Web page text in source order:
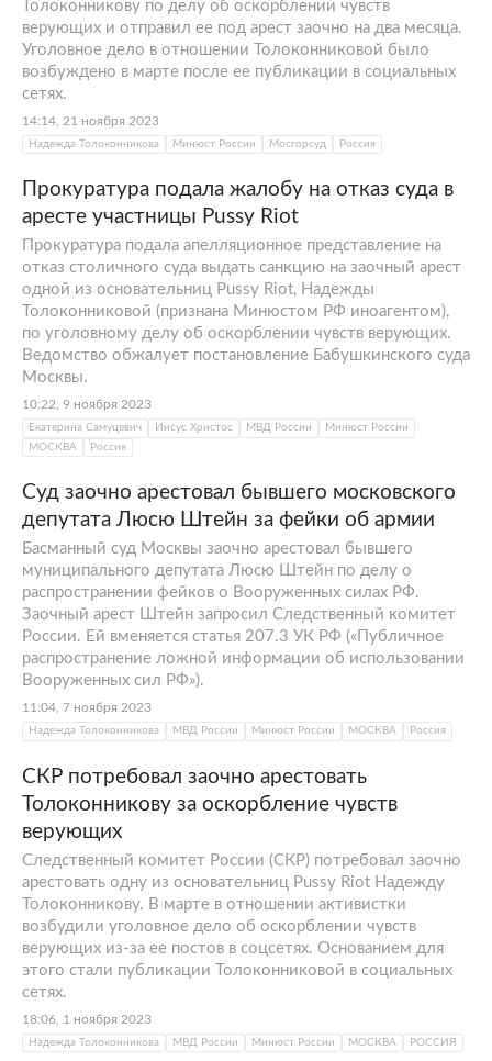
Толоконникову по делу об оскорблении чувств
верующих и отправил ее под арест заочно на два месяца.
Уголовное дело в отношении Толоконниковой было
возбуждено в марте после ее публикации в социальных
сетях.
14:14, 21 ноября 2023
Надежда Толоконникова Минюст России Мосгорсуд Россия
Прокуратура подала жалобу на отказ суда в
аресте участницы Pussy Riot
Прокуратура подала апелляционное представление на
отказ столичного суда выдать санкцию на заочный арест
одной из основательниц Pussy Riot, Надежды
Толоконниковой (признана Минюстом РФ иноагентом),
по уголовному делу об оскорблении чувств верующих.
Ведомство обжалует постановление Бабушкинского суда
Москвы.
10:22, 9 ноября 2023
Екатерина Самуцевич Иисус Христос МВД России
Минюст России
МОСКВА
Россия
Суд заочно арестовал бывшего московского
депутата Люсю Штейн за фейки об армии
Басманный суд Москвы заочно арестовал бывшего
муниципального депутата Люсю Штейн по делу о
распространении фейков о Вооруженных силах РФ.
Заочный арест Штейн запросил Следственный комитет
России. Ей вменяется статья 207.3 УК РФ («Публичное
распространение ложной информации об использовании
Вооруженных сил РФ»).
11:04, 7 ноября 2023
Надежда Толоконникова МВД России Минюст России МОСКВА Россия
СКР потребовал заочно арестовать
Толоконникову за оскорбление чувств
верующих
Следственный комитет России (СКР) потребовал заочно
арестовать одну из основательниц Pussy Riot Надежду
Толоконникову. В марте в отношении активистки
возбудили уголовное дело об оскорблении чувств
верующих из-за ее постов в соцсетях. Основанием для
этого стали публикации Толоконниковой в социальных
сетях.
18:06, 1 ноября 2023
Надежда Толоконникова МВД России Минюст России МОСКВА РОССИЯ